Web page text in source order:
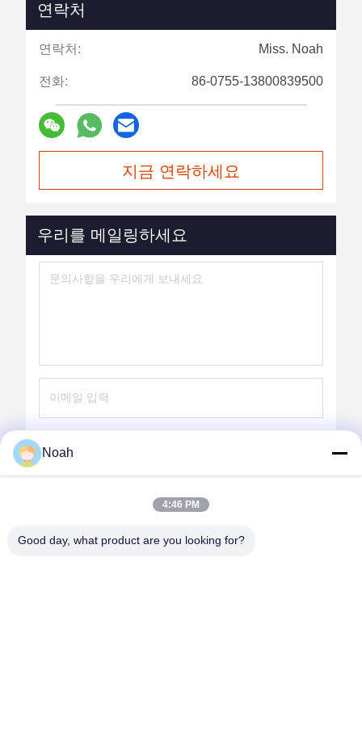
연락처
연락처: Miss. Noah
전화: 86-0755-13800839500
지금 연락하세요
우리를 메일링하세요
Noah
4:46 PM
Good day, what product are you looking for?